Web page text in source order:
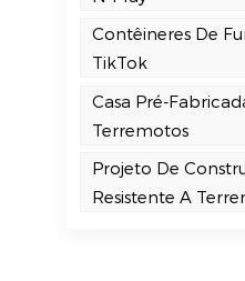
Contêineres De
TikTok
Casa Pré-
Terremotos
Projeto De
Resistente A